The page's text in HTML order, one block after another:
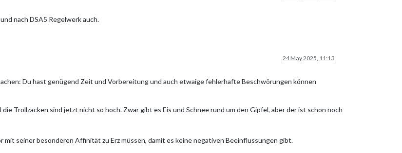
nach DSA5 Regelwerk auch.
24 May 2025, 11:13
Du hast genügend Zeit und Vorbereitung und auch etwaige fehlerhafte Beschwörungen können
Trollzacken sind jetzt nicht so hoch. Zwar gibt es Eis und Schnee rund um den Gipfel, aber der ist schon noch
mit seiner besonderen Affinität zu Erz müssen, damit es keine negativen Beeinflussungen gibt.